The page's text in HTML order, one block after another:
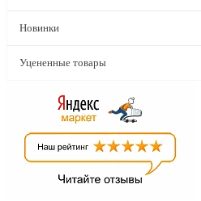
Новинки
Уцененные товары